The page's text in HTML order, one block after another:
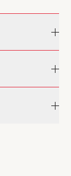
πρώτη,